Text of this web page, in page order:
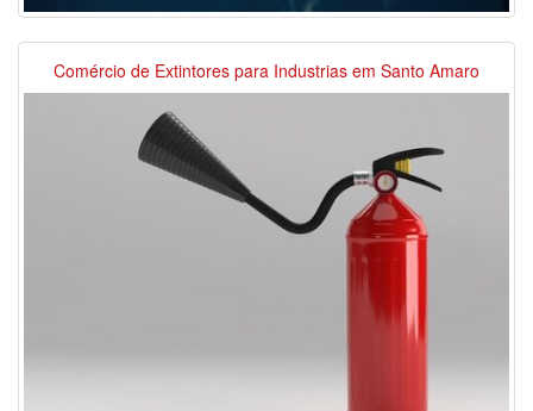
Comércio de Extintores para Industrias em Santo Amaro